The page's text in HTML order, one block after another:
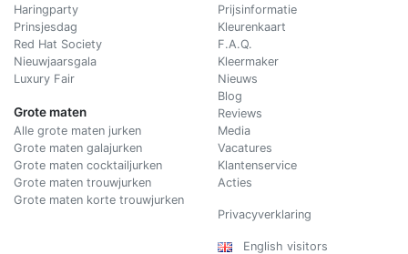
Haringparty
Prinsjesdag
Red Hat Society
Nieuwjaarsgala
Luxury Fair
Grote maten
Alle grote maten jurken
Grote maten galajurken
Grote maten cocktailjurken
Grote maten trouwjurken
Grote maten korte trouwjurken
Prijsinformatie
Kleurenkaart
F.A.Q.
Kleermaker
Nieuws
Blog
Reviews
Media
Vacatures
Klantenservice
Acties
Privacyverklaring
English visitors